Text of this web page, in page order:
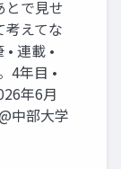
とで見せ
考えてな
連載 •
4年目 •
年6月
中部大学